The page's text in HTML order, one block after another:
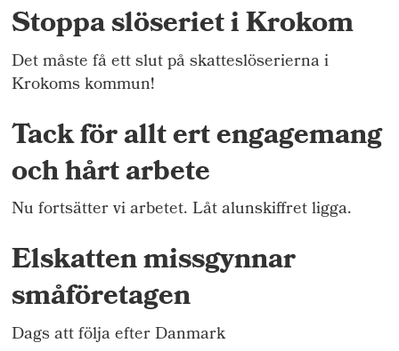
Stoppa slöseriet i Krokom
Det måste få ett slut på skatteslöserierna i
Krokoms kommun!
Tack för allt ert engagemang
och hårt arbete
Nu fortsätter vi arbetet. Låt alunskiffret ligga.
Elskatten missgynnar
småföretagen
Dags att följa efter Danmark